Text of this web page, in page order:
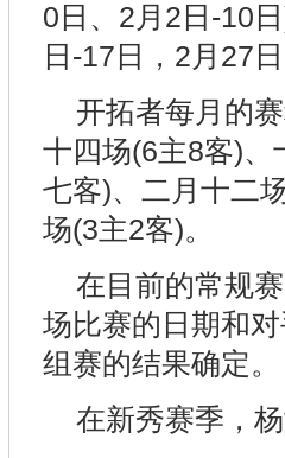
0日、2月2日-10
日-17日，2月27
开拓者每月的
十四场(6主8客)、
七客)、二月十二
场(3主2客)。
在目前的常规
场比赛的日期和
组赛的结果确定。
在新秀赛季，